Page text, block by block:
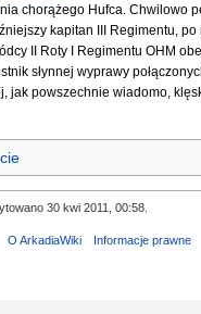
chorążego Hufca. Chwilowo
kapitan III Regimentu,
II Roty I Regimentu OHM
słynnej wyprawy
jak powszechnie wiadomo,
30 kwi 2011, 00:58.
O ArkadiaWiki Informacje prawne